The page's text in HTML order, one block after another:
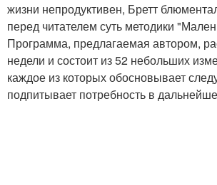
жизни непродуктивен, Бретт
перед читателем суть методики
Программа, предлагаемая автором,
недели и состоит из 52 небольших
каждое из которых обосновывает
подпитывает потребность в